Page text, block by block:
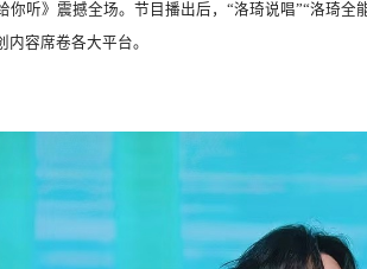
你听》震撼全场。节目播出后，“洛琦说唱”“洛琦
容席卷各大平台。